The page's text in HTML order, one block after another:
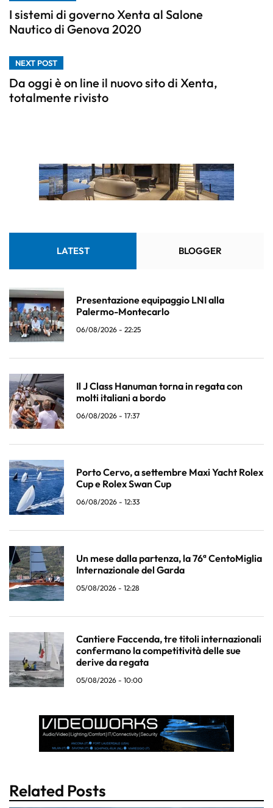
I sistemi di governo Xenta al Salone
Nautico di Genova 2020
NEXT POST
Da oggi è on line il nuovo sito di Xenta,
totalmente rivisto
LATEST BLOGGER
Presentazione equipaggio LNI alla
Palermo-Montecarlo
06/08/2026 - 22:25
Il J Class Hanuman torna in regata con
molti italiani a bordo
06/08/2026 - 17:37
Porto Cervo, a settembre Maxi Yacht Rolex
Cup e Rolex Swan Cup
06/08/2026 - 12:33
Un mese dalla partenza, la 76ª CentoMiglia
Internazionale del Garda
05/08/2026 - 12:28
Cantiere Faccenda, tre titoli internazionali
confermano la competitività delle sue
derive da regata
05/08/2026 - 10:00
Related Posts